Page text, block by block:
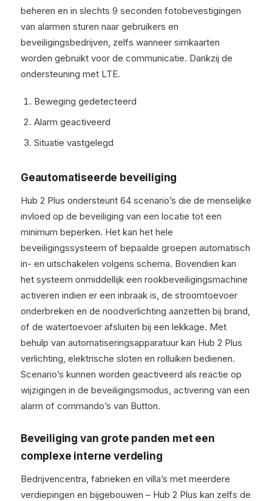
beheren en in slechts 9 seconden fotobevestigingen
van alarmen sturen naar gebruikers en
beveiligingsbedrijven, zelfs wanneer simkaarten
worden gebruikt voor de communicatie. Dankzij de
ondersteuning met LTE.
Beweging gedetecteerd
Alarm geactiveerd
Situatie vastgelegd
Geautomatiseerde beveiliging
Hub 2 Plus ondersteunt 64 scenario’s die de menselijke
invloed op de beveiliging van een locatie tot een
minimum beperken. Het kan het hele
beveiligingssysteem of bepaalde groepen automatisch
in- en uitschakelen volgens schema. Bovendien kan
het systeem onmiddellijk een rookbeveiligingsmachine
activeren indien er een inbraak is, de stroomtoevoer
onderbreken en de noodverlichting aanzetten bij brand,
of de watertoevoer afsluiten bij een lekkage. Met
behulp van automatiseringsapparatuur kan Hub 2 Plus
verlichting, elektrische sloten en rolluiken bedienen.
Scenario’s kunnen worden geactiveerd als reactie op
wijzigingen in de beveiligingsmodus, activering van een
alarm of commando’s van Button.
Beveiliging van grote panden met een
complexe interne verdeling
Bedrijvencentra, fabrieken en villa’s met meerdere
verdiepingen en bijgebouwen – Hub 2 Plus kan zelfs de